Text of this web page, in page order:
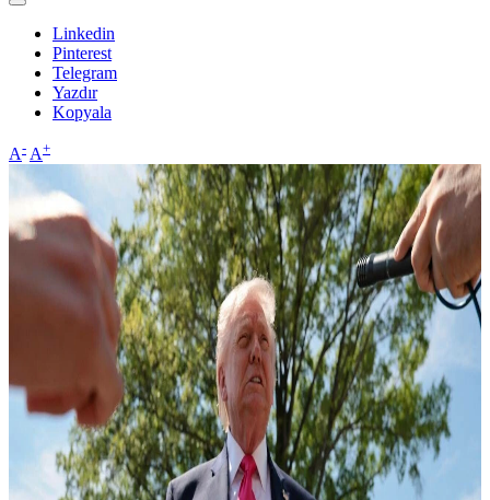
Linkedin
Pinterest
Telegram
Yazdır
Kopyala
A- A+